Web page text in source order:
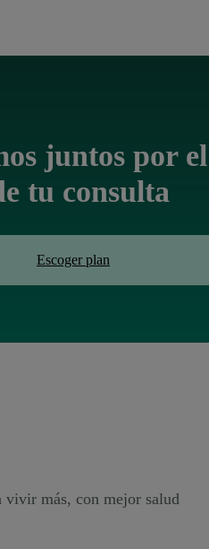
juntos por el
tu consulta
Escoger plan
vivir más, con mejor salud